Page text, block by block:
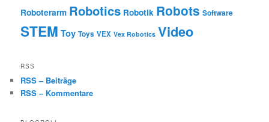
Roboterarm Robotics Robotik Robots Software
STEM Toy Toys VEX Vex Robotics Video
RSS
RSS – Beiträge
RSS – Kommentare